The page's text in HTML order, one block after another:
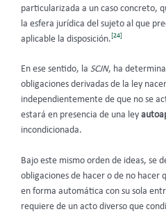
particularizada a un caso concreto,
la esfera jurídica del sujeto al que
aplicable la disposición. [24]
En ese sentido, la SCJN, ha
obligaciones derivadas de la ley
independientemente de que no se
estará en presencia de una ley
incondicionada.
Bajo este mismo orden de ideas, se
obligaciones de hacer o de no hacer
en forma automática con su sola
requiere de un acto diverso que